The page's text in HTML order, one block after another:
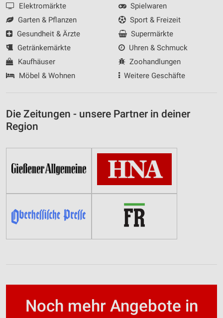
Elektromärkte
Garten & Pflanzen
Gesundheit & Ärzte
Getränkemärkte
Kaufhäuser
Möbel & Wohnen
Spielwaren
Sport & Freizeit
Supermärkte
Uhren & Schmuck
Zoohandlungen
Weitere Geschäfte
Die Zeitungen - unsere Partner in deiner
Region
Noch mehr Angebote in